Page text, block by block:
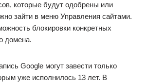
которые будут одобрены или
зайти в меню Управления сайтами.
блокировки конкретных
домена.
Google могут завести только
уже исполнилось 13 лет. В